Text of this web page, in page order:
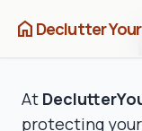
home Declutter
At
protecting